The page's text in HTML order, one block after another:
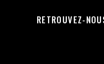
RETROUVEZ-